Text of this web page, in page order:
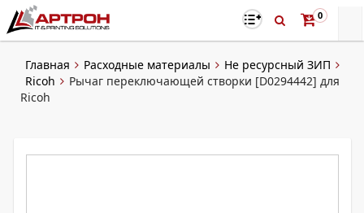
0
Главная Расходные материалы
Не ресурсный ЗИП
Ricoh
Рычаг переключающей створки [D0294442] для
Ricoh